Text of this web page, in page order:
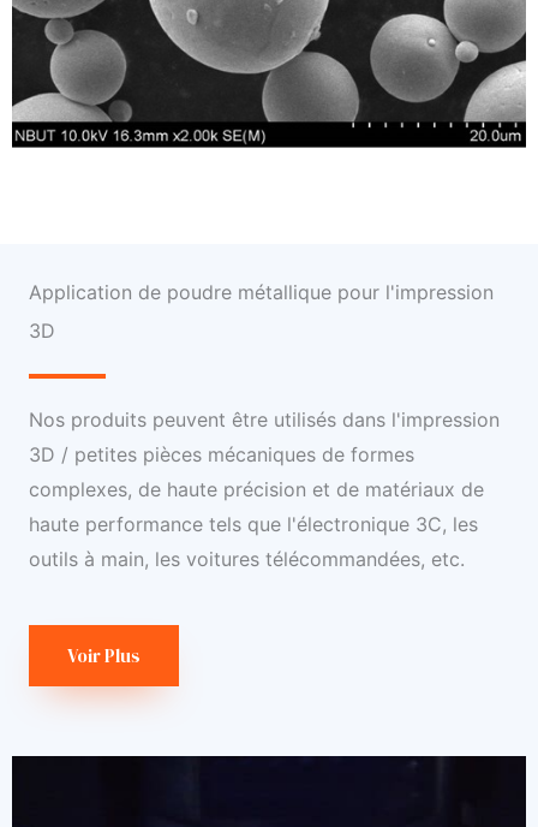
Application de poudre métallique pour l'impression
3D
Nos produits peuvent être utilisés dans l'impression
3D / petites pièces mécaniques de formes
complexes, de haute précision et de matériaux de
haute performance tels que l'électronique 3C, les
outils à main, les voitures télécommandées, etc.
Voir Plus